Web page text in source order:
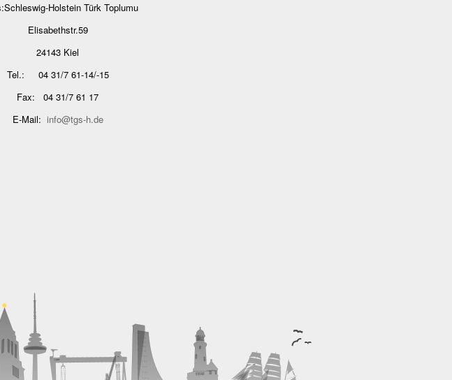
Holstein Türk Toplumu
Elisabethstr.59
24143 Kiel
Tel.: 04 31/7 61-14/-15
Fax: 04 31/7 61 17
E-Mail: info@tgs-h.de